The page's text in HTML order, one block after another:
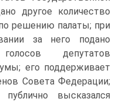
другое количество
решению палаты; при
за него подано
депутатов
его поддерживает
Совета Федерации;
высказался